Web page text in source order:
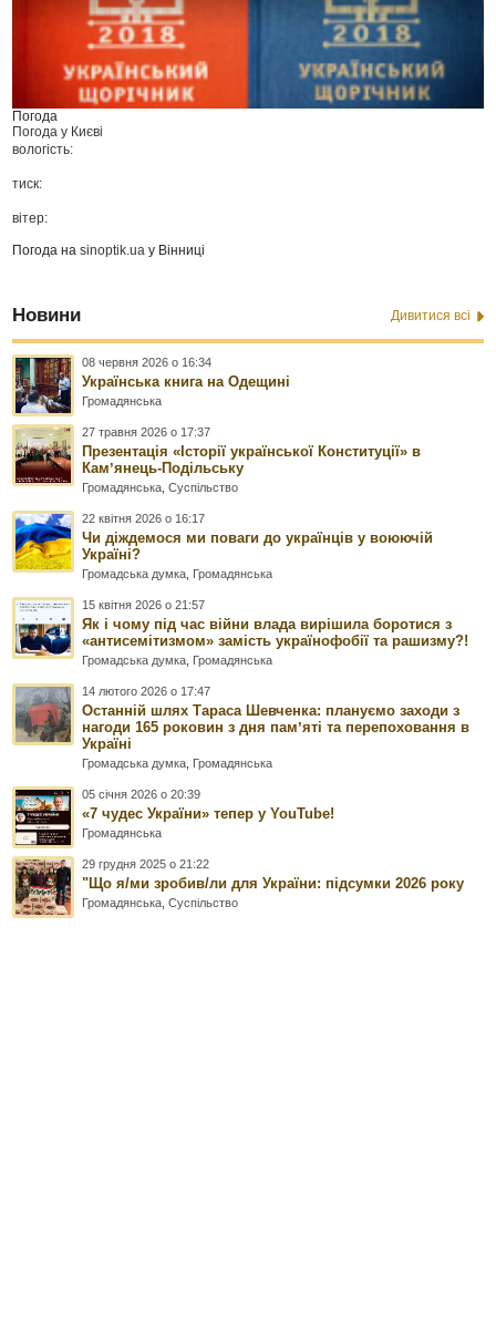
Погода
Погода у Києві
вологість:
тиск:
вітер:
Погода наsinoptik.ua у Вінниці
Новини Дивитися всі
08 червня 2026 о 16:34
Українська книга на Одещині
Громадянська
27 травня 2026 о 17:37
Презентація «Історії української Конституції» в
Камʼянець-Подільську
Громадянська ,Суспільство
22 квітня 2026 о 16:17
Чи діждемося ми поваги до українців у воюючій
Україні?
Громадська думка Громадянська
15 квітня 2026 о 21:57
Як і чому під час війни влада вирішила боротися з
«антисемітизмом» замість українофобії та рашизму?!
Громадська думка Громадянська
14 лютого 2026 о 17:47
Останній шлях Тараса Шевченка: плануємо заходи з
нагоди 165 роковин з дня памʼяті та перепоховання в
Україні
Громадська думка Громадянська
05 січня 2026 о 20:39
«7 чудес України» тепер у YouTube!
Громадянська
29 грудня 2025 о 21:22
"Що я/ми зробив/ли для України: підсумки 2026 року
Громадянська ,Суспільство